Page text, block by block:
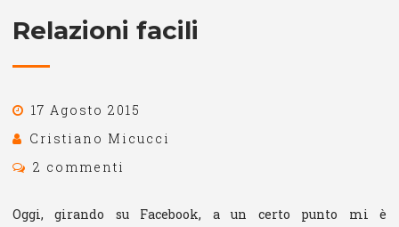
Relazioni facili
17 Agosto 2015
Cristiano Micucci
2 commenti
Oggi, girando su Facebook, a un certo punto mi è